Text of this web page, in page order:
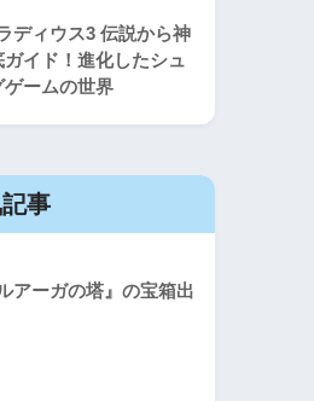
ディウス3 伝説から神
イド！進化したシュ
ゲームの世界
事
アーガの塔』の宝箱出